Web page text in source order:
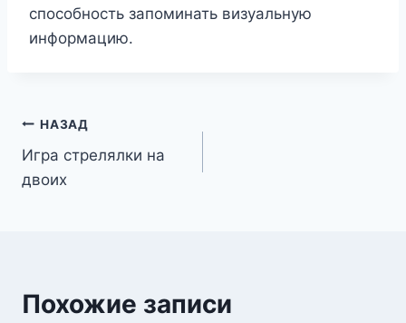
способность запоминать визуальную
информацию.
Навигация
по
НАЗАД
Игра стрелялки на
двоих
Похожие записи